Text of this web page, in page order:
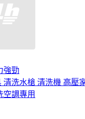
強勁
清洗水槍 清洗機 高壓
空調專用